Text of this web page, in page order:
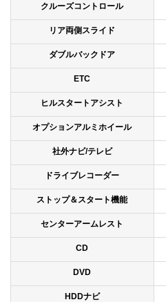
クルーズコントロール
リア両側スライド
ダブルバックドア
ETC
ヒルスタートアシスト
オプションアルミホイール
社外ナビ/テレビ
ドライブレコーダー
ストップ＆スタート機能
センターアームレスト
CD
DVD
HDDナビ